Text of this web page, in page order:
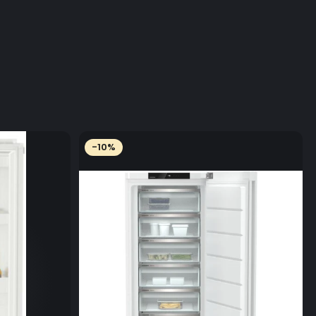
-10%